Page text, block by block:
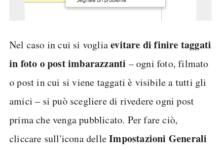
Nel caso in cui si vogliaevitare di finire taggati
in foto o post imbarazzanti – ogni foto, filmato
o post in cui si viene taggati è visibile a tutti gli
amici – si può scegliere di rivedere ogni post
prima che venga pubblicato. Per fare ciò,
cliccare sull'icona delleImpostazioni Generali